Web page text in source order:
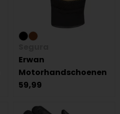
Erwan
Motorhandschoenen
59,99